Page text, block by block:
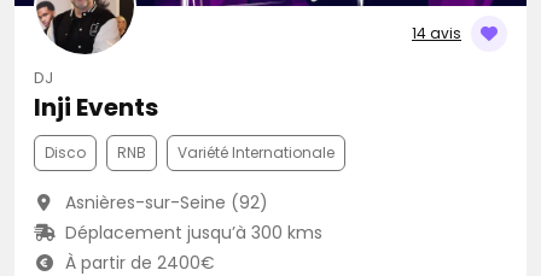
14 avis
DJ
Inji Events
Disco RNB Variété Internationale
Asnières-sur-Seine (92)
Déplacement jusqu’à 300 kms
À partir de 2400€